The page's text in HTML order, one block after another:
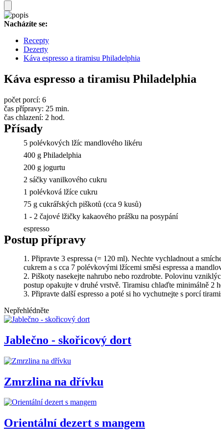
Nacházíte se:
Recepty
Dezerty
Káva espresso a tiramisu Philadelphia
Káva espresso a tiramisu Philadelphia
počet porcí: 6
čas přípravy: 25 min.
čas chlazení: 2 hod.
Přísady
5 polévkových lžíc mandlového likéru
400 g Philadelphia
200 g jogurtu
2 sáčky vanilkového cukru
1 polévková lžíce cukru
75 g cukrářských piškotů (cca 9 kusů)
1 - 2 čajové lžičky kakaového prášku na posypání
espresso
Postup přípravy
Připravte 3 espressa (= 120 ml). Nechte vychladnout a
cukrem a s cca 7 polévkovými lžícemi směsi espressa a
Piškoty nasekejte nahrubo nebo rozdrobte. Polovinu
postup opakujte v druhé vrstvě. Tiramisu chlaďte minimálně 2
Připravte další espresso a poté si ho vychutnejte s porcí
Nepřehlédněte
Jablečno - skořicový dort
Zmrzlina na dřívku
Orientální dezert s mangem